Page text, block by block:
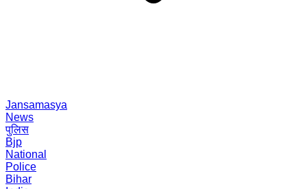
Jansamasya
News
पुलिस
Bjp
National
Police
Bihar